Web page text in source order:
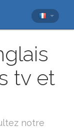
tv et
notre